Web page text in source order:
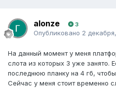
alonze 3
Опубликовано 2
На данный момент у меня
слота из которых 3 уже занято.
последнюю планку на 4 гб,
Сейчас у меня стоит временно